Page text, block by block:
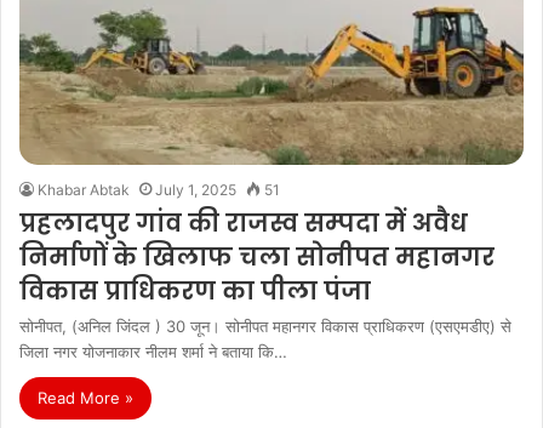
Khabar Abtak July 1, 2025 51
प्रहलादपुर गांव की राजस्व सम्पदा में अवैध
निर्माणों के खिलाफ चला सोनीपत महानगर
विकास प्राधिकरण का पीला पंजा
सोनीपत, (अनिल जिंदल ) 30 जून। सोनीपत महानगर विकास प्राधिकरण (एसएमडीए) से
जिला नगर योजनाकार नीलम शर्मा ने बताया कि…
Read More »